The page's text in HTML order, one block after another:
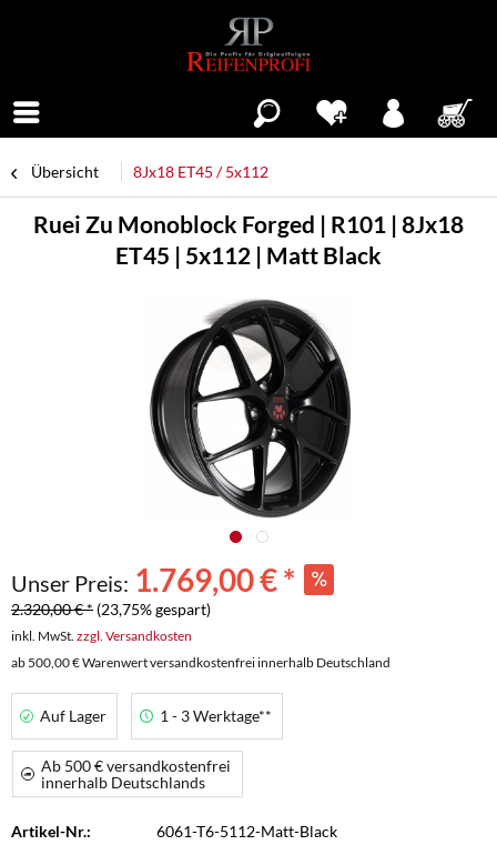
Übersicht 8Jx18 ET45 / 5x112
Ruei Zu Monoblock Forged | R101 | 8Jx18
ET45 | 5x112 | Matt Black
Unser Preis: 1.769,00 € *
2.320,00 € * (23,75% gespart)
inkl. MwSt. zzgl. Versandkosten
ab 500,00 € Warenwert versandkostenfrei innerhalb Deutschland
Auf Lager 1 - 3 Werktage**
Ab 500 € versandkostenfrei
innerhalb Deutschlands
Artikel-Nr.: 6061-T6-5112-Matt-Black